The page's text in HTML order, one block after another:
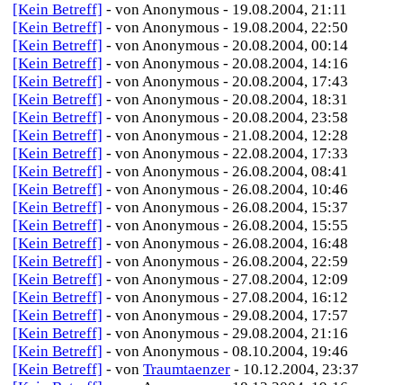
[Kein Betreff] - von Anonymous - 19.08.2004, 21:11
[Kein Betreff] - von Anonymous - 19.08.2004, 22:50
[Kein Betreff] - von Anonymous - 20.08.2004, 00:14
[Kein Betreff] - von Anonymous - 20.08.2004, 14:16
[Kein Betreff] - von Anonymous - 20.08.2004, 17:43
[Kein Betreff] - von Anonymous - 20.08.2004, 18:31
[Kein Betreff] - von Anonymous - 20.08.2004, 23:58
[Kein Betreff] - von Anonymous - 21.08.2004, 12:28
[Kein Betreff] - von Anonymous - 22.08.2004, 17:33
[Kein Betreff] - von Anonymous - 26.08.2004, 08:41
[Kein Betreff] - von Anonymous - 26.08.2004, 10:46
[Kein Betreff] - von Anonymous - 26.08.2004, 15:37
[Kein Betreff] - von Anonymous - 26.08.2004, 15:55
[Kein Betreff] - von Anonymous - 26.08.2004, 16:48
[Kein Betreff] - von Anonymous - 26.08.2004, 22:59
[Kein Betreff] - von Anonymous - 27.08.2004, 12:09
[Kein Betreff] - von Anonymous - 27.08.2004, 16:12
[Kein Betreff] - von Anonymous - 29.08.2004, 17:57
[Kein Betreff] - von Anonymous - 29.08.2004, 21:16
[Kein Betreff] - von Anonymous - 08.10.2004, 19:46
[Kein Betreff] - von Traumtaenzer - 10.12.2004, 23:37